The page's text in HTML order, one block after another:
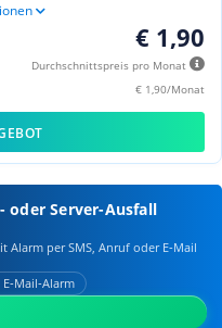
€ 1,90
Durchschnittspreis pro Monat
€ 1,90/Monat
oder Server-Ausfall
per SMS, Anruf oder E‑Mail
E‑Mail‑Alarm